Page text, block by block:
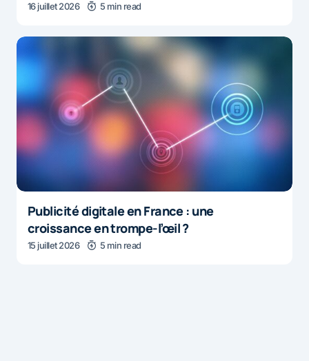
16 juillet 2026 5 min read
Publicité digitale en France : une
croissance en trompe-l’œil ?
15 juillet 2026 5 min read